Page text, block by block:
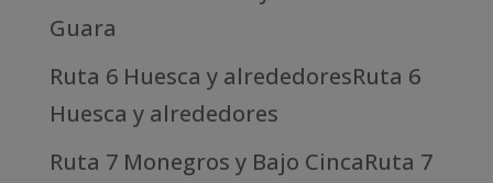
Guara
Ruta 6 Huesca y alrededoresRuta 6
Huesca y alrededores
Ruta 7 Monegros y Bajo CincaRuta 7